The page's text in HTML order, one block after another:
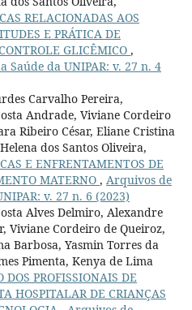
RELACIONADAS AOS
E PRÁTICA DE
GLICÊMICO ,
Saúde da UNIPAR: v. 27 n. 4
Carvalho Pereira,
Andrade, Viviane Cordeiro
Ribeiro César, Eliane Cristina
dos Santos Oliveira,
E ENFRENTAMENTOS DE
MATERNO , Arquivos de
v. 27 n. 6 (2023)
Alves Delmiro, Alexandre
Viviane Cordeiro de Queiroz,
Barbosa, Yasmin Torres da
Pimenta, Kenya de Lima
PROFISSIONAIS DE
HOSPITALAR DE CRIANÇAS